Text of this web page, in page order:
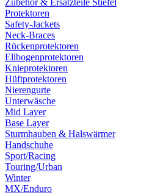
Zubehör & Ersatzteile Stiefel
Protektoren
Safety-Jackets
Neck-Braces
Rückenprotektoren
Ellbogenprotektoren
Knieprotektoren
Hüftprotektoren
Nierengurte
Unterwäsche
Mid Layer
Base Layer
Sturmhauben & Halswärmer
Handschuhe
Sport/Racing
Touring/Urban
Winter
MX/Enduro